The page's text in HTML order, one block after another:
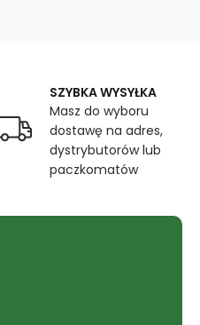
SZYBKA WYSYŁKA
Masz do wyboru
dostawę na adres,
dystrybutorów lub
paczkomatów